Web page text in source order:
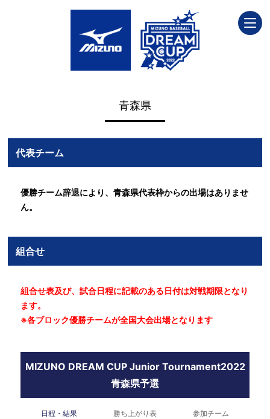
青森県
代表チーム
優勝チーム辞退により、青森県代表枠からの出場はありませ
ん。
組合せ
組合せ表及び、試合日程に記載のある日付は対戦期限となり
ます。
※各ブロック優勝チームが全国大会出場となります
MIZUNO DREAM CUP Junior Tournament2022
青森県予選
日程・結果 勝ち上がり表 参加チーム